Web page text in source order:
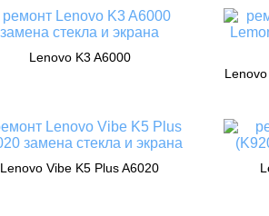
Lenovo K3 A6000
Lenovo Vibe K5 Plus A6020